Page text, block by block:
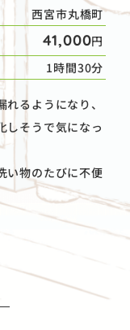
西宮市丸橋町
41,000円
1時間30分
るようになり、
しそうで気になっ
い物のたびに不便